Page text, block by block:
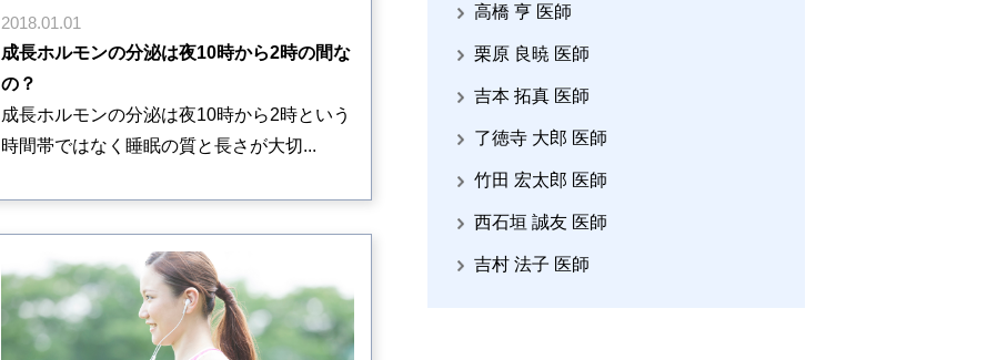
2018.01.01
成長ホルモンの分泌は夜10時から2時の間な
の？
成長ホルモンの分泌は夜10時から2時という
時間帯ではなく睡眠の質と長さが大切...
高橋 亨 医師
栗原 良暁 医師
吉本 拓真 医師
了徳寺 大郎 医師
竹田 宏太郎 医師
西石垣 誠友 医師
吉村 法子 医師